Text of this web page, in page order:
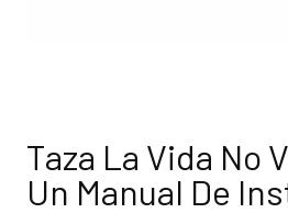
Taza La Vida No
Un Manual De